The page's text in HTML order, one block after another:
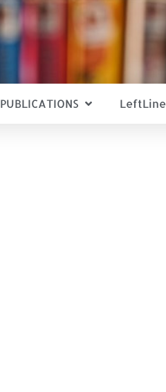
PUBLICATIONS LeftLine